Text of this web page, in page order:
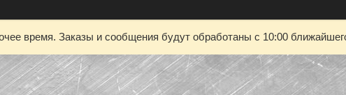
время. Заказы и сообщения будут обработаны с 10:00